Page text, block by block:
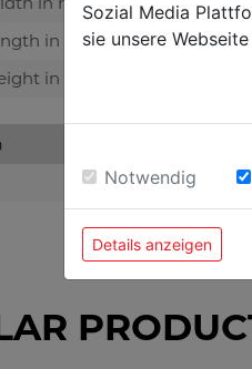
in mm
in mm
Sozial Media
sie unsere
Notwendig
Details anzeigen